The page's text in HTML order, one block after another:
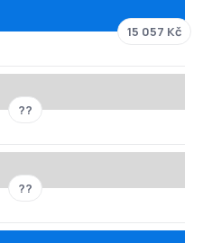
15 057 Kč
??
??